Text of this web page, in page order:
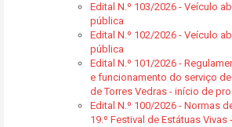
Edital N.º 103/2026 - Veículo
pública
Edital N.º 102/2026 - Veículo
pública
Edital N.º 101/2026 -
e funcionamento do serviço
de Torres Vedras - início de
Edital N.º 100/2026 - Normas
19.º Festival de Estátuas Vivas